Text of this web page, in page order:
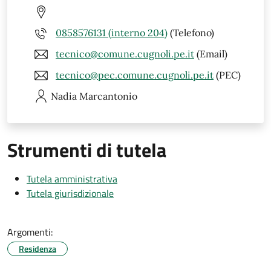
0858576131 (interno 204) (Telefono)
tecnico@comune.cugnoli.pe.it (Email)
tecnico@pec.comune.cugnoli.pe.it (PEC)
Nadia Marcantonio
Strumenti di tutela
Tutela amministrativa
Tutela giurisdizionale
Argomenti:
Residenza